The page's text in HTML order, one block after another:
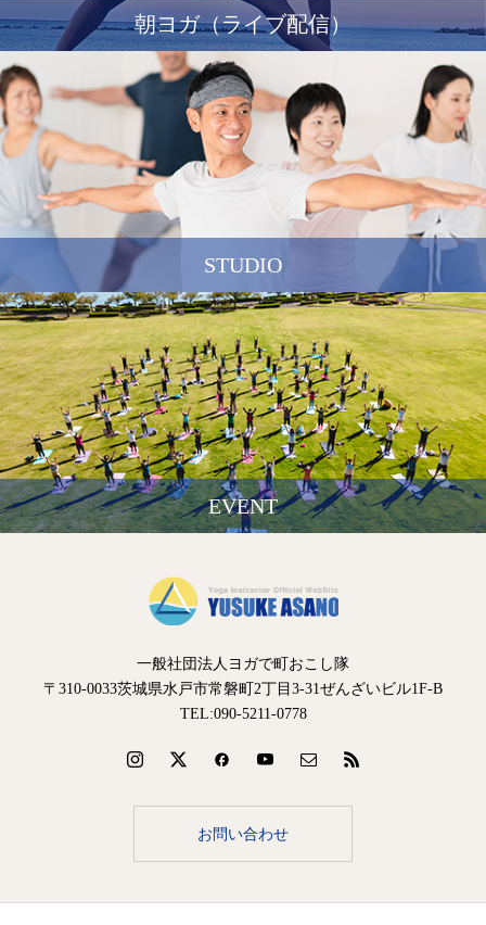
朝ヨガ（ライブ配信）
STUDIO
EVENT
一般社団法人ヨガで町おこし隊
〒310-0033茨城県水戸市常磐町2丁目3-31ぜんざいビル1F-B
TEL:090-5211-0778
お問い合わせ